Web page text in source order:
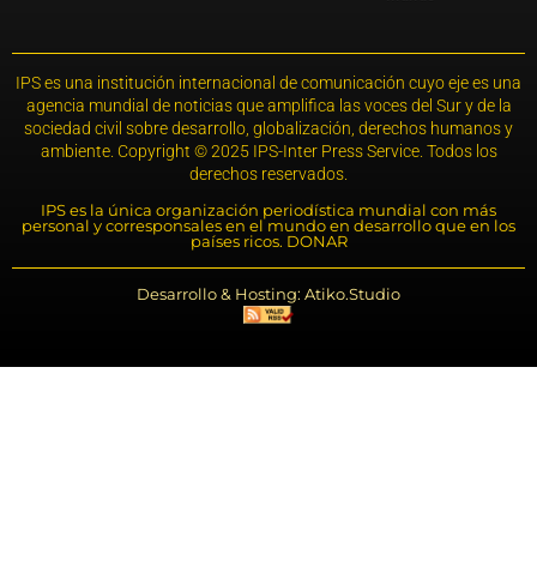
IPS es una institución internacional de comunicación cuyo eje es una
agencia mundial de noticias que amplifica las voces del Sur y de la
sociedad civil sobre desarrollo, globalización, derechos humanos y
ambiente. Copyright © 2025 IPS-Inter Press Service. Todos los
derechos reservados.
IPS es la única organización periodística mundial con más
personal y corresponsales en el mundo en desarrollo que en los
países ricos. DONAR
Desarrollo & Hosting: Atiko.Studio